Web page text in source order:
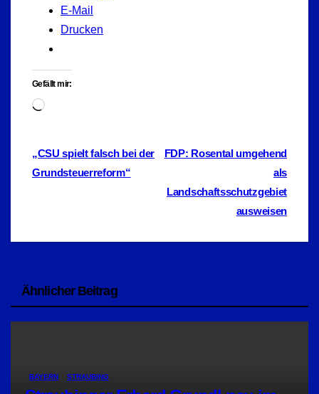
E-Mail
Drucken
Gefällt mir:
Wird
BeitragsnavigationFDP: Rosental umgehend
als
Landschaftsschutzgebiet
ausweisen
„CSU spielt falsch bei der
Grundsteuerreform“
Ähnlicher Beitrag
BAYERN STRAUBING